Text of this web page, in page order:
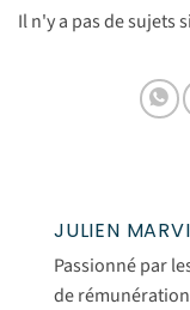
Il n'y a pas de sujets
JULIEN
Passionné par
de